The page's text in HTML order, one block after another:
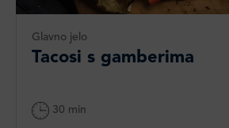
Glavno jelo
Tacosi s gamberima
30 min